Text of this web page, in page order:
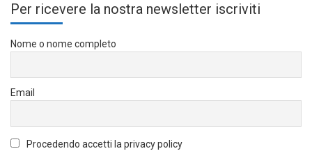
Per ricevere la nostra newsletter iscriviti
Nome o nome completo
Email
Procedendo accetti la privacy policy